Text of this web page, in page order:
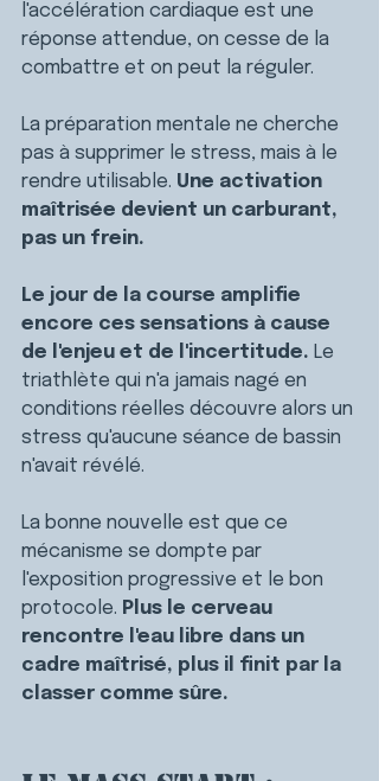
l'accélération cardiaque est une
réponse attendue, on cesse de la
combattre et on peut la réguler.
La préparation mentale ne cherche
pas à supprimer le stress, mais à le
rendre utilisable. Une activation
maîtrisée devient un carburant,
pas un frein.
Le jour de la course amplifie
encore ces sensations à cause
de l'enjeu et de l'incertitude. Le
triathlète qui n'a jamais nagé en
conditions réelles découvre alors un
stress qu'aucune séance de bassin
n'avait révélé.
La bonne nouvelle est que ce
mécanisme se dompte par
l'exposition progressive et le bon
protocole. Plus le cerveau
rencontre l'eau libre dans un
cadre maîtrisé, plus il finit par la
classer comme sûre.